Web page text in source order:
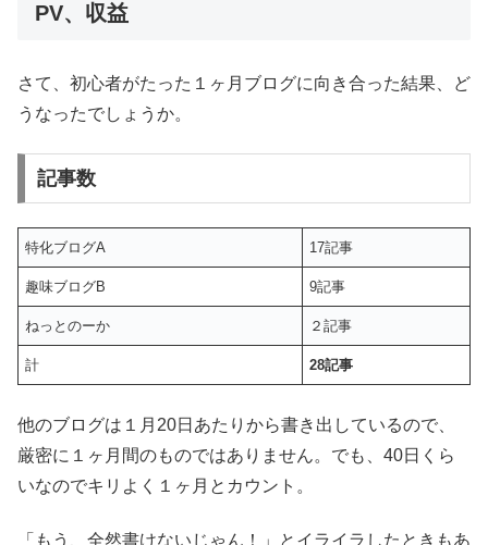
PV、収益
さて、初心者がたった１ヶ月ブログに向き合った結果、ど
うなったでしょうか。
記事数
特化ブログA 17記事
趣味ブログB 9記事
ねっとのーか ２記事
計 28記事
他のブログは１月20日あたりから書き出しているので、
厳密に１ヶ月間のものではありません。でも、40日くら
いなのでキリよく１ヶ月とカウント。
「もう、全然書けないじゃん！」とイライラしたときもあ